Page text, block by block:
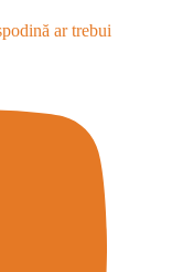
ar trebui